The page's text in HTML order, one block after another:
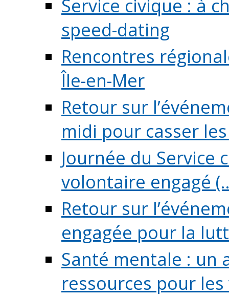
Service civique : à
speed-dating
Rencontres
Île-en-Mer
Retour sur
midi pour casser les
Journée du Service
volontaire engagé
Retour sur
engagée pour la
Santé mentale : un
ressources pour